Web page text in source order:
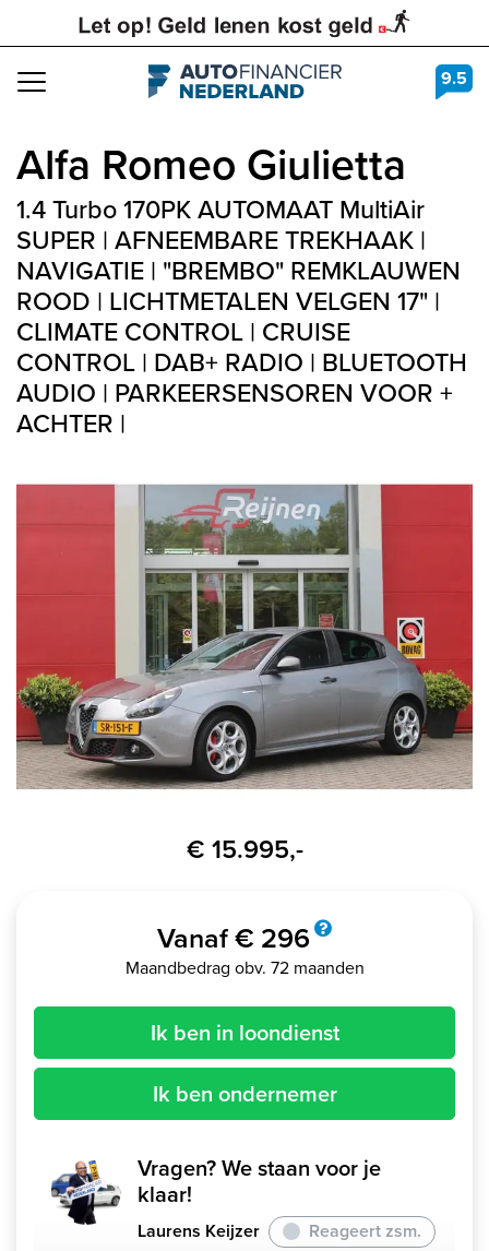
Navigation 9.5
Alfa Romeo Giulietta
1.4 Turbo 170PK AUTOMAAT MultiAir
SUPER | AFNEEMBARE TREKHAAK |
NAVIGATIE | "BREMBO" REMKLAUWEN
ROOD | LICHTMETALEN VELGEN 17" |
CLIMATE CONTROL | CRUISE
CONTROL | DAB+ RADIO | BLUETOOTH
AUDIO | PARKEERSENSOREN VOOR +
ACHTER |
€ 15.995,-
Vanaf € 296
Maandbedrag obv. 72 maanden
Ik ben in loondienst
Ik ben ondernemer
Vragen? We staan voor je
klaar!
Laurens Keijzer Reageert zsm.